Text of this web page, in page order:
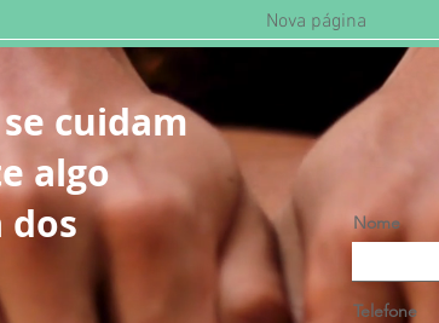
Nova página
cuidam
algo
dos
Nome
Telefone